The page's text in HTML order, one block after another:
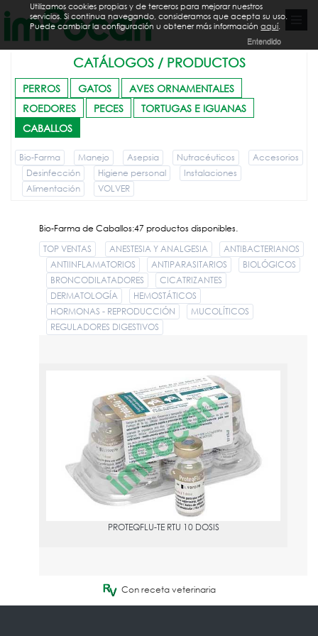
CATÁLOGOS / PRODUCTOS
PERROS GATOS
AVES ORNAMENTALES
ROEDORES
PECES
TORTUGAS E IGUANAS
CABALLOS
Bio-Farma Manejo Asepsia Nutracéuticos
Accesorios
Desinfección
Higiene personal
Instalaciones
Alimentación
VOLVER
Bio-Farma de Caballos:47 productos disponibles.
TOP VENTAS
ANESTESIA Y ANALGESIA
ANTIBACTERIANOS
ANTIINFLAMATORIOS
ANTIPARASITARIOS
BIOLÓGICOS
BRONCODILATADORES
CICATRIZANTES
DERMATOLOGÍA
HEMOSTÁTICOS
HORMONAS - REPRODUCCIÓN
MUCOLÍTICOS
REGULADORES DIGESTIVOS
PROTEQFLU-TE RTU 10 DOSIS
164.06
Vacuna: inmunización activa contra la influenza equina y el
PROTEQFLU-TE RTU 10 DOSIS
Con receta veterinaria
Utilizamos cookies propias y de terceros para mejorar nuestros
servicios. Si continua navegando, consideramos que acepta su uso.
Puede cambiar la configuración u obtener más informaciónaquí.
Entendido